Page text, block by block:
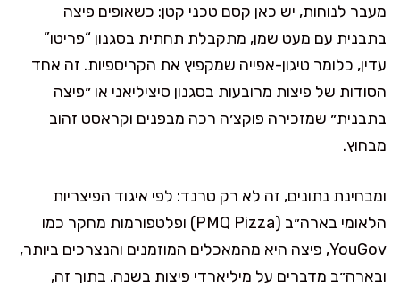
מעבר לנוחות, יש כאן קסם טכני קטן: כשאופים פיצה
בתבנית עם מעט שמן, מתקבלת תחתית בסגנון “פריטו”
עדין, כלומר טיגון-אפייה שמקפיץ את הקריספיות. זה אחד
הסודות של פיצות מרובעות בסגנון סיציליאני או ״פיצה
בתבנית״ שמזכירה פוקצ׳ה רכה מבפנים וקראסט זהוב
מבחוץ.
ומבחינת נתונים, זה לא רק טרנד: לפי איגוד הפיצריות
הלאומי בארה״ב (PMQ Pizza) ופלטפורמות מחקר כמו
YouGov, פיצה היא מהמאכלים המוזמנים והנצרכים ביותר,
ובארה״ב מדברים על מיליארדי פיצות בשנה. בתוך זה,